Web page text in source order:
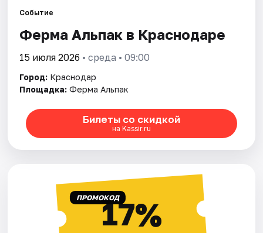
Событие
Ферма Альпак в Краснодаре
15 июля 2026 • среда • 09:00
Город: Краснодар
Площадка: Ферма Альпак
Билеты со скидкой
на Kassir.ru
ПРОМОКОД17%